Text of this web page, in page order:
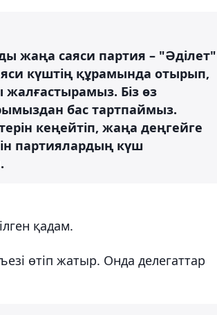
жаңа саяси партия – "Әділет"
күштің құрамында отырып,
жалғастырамыз. Біз өз
бас тартпаймыз.
кеңейтіп, жаңа деңгейге
партиялардың күш
қадам.
өтіп жатыр. Онда делегаттар